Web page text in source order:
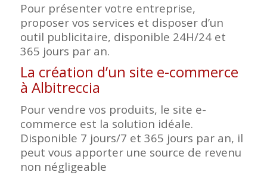
Pour présenter votre entreprise,
proposer vos services et disposer d’un
outil publicitaire, disponible 24H/24 et
365 jours par an.
La création d’un site e-commerce
à Albitreccia
Pour vendre vos produits, le site e-
commerce est la solution idéale.
Disponible 7 jours/7 et 365 jours par an, il
peut vous apporter une source de revenu
non négligeable